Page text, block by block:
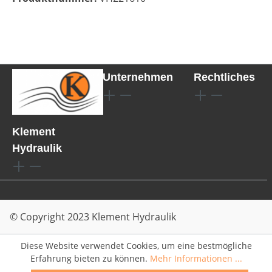
Klement
Hydraulik
Unternehmen Rechtliches
© Copyright 2023 Klement Hydraulik
Diese Website verwendet Cookies, um eine bestmögliche
Erfahrung bieten zu können. Mehr Informationen ...